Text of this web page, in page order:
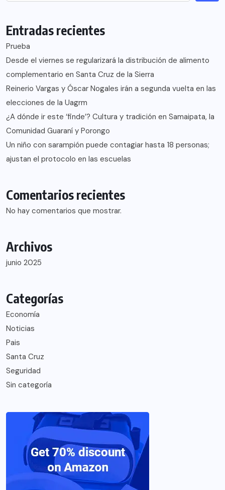
Entradas recientes
Prueba
Desde el viernes se regularizará la distribución de alimento
complementario en Santa Cruz de la Sierra
Reinerio Vargas y Óscar Nogales irán a segunda vuelta en las
elecciones de la Uagrm
¿A dónde ir este ‘finde’? Cultura y tradición en Samaipata, la
Comunidad Guaraní y Porongo
Un niño con sarampión puede contagiar hasta 18 personas;
ajustan el protocolo en las escuelas
Comentarios recientes
No hay comentarios que mostrar.
Archivos
junio 2025
Categorías
Economía
Noticias
Pais
Santa Cruz
Seguridad
Sin categoría